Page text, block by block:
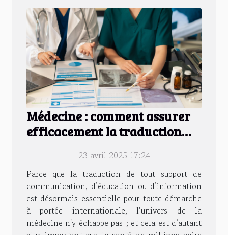
Médecine : comment assurer
efficacement la traduction
23 avril 2025 17:24
Parce que la traduction de tout support de
communication, d’éducation ou d’information
est désormais essentielle pour toute démarche
à portée internationale, l’univers de la
médecine n'y échappe pas ; et cela est d’autant